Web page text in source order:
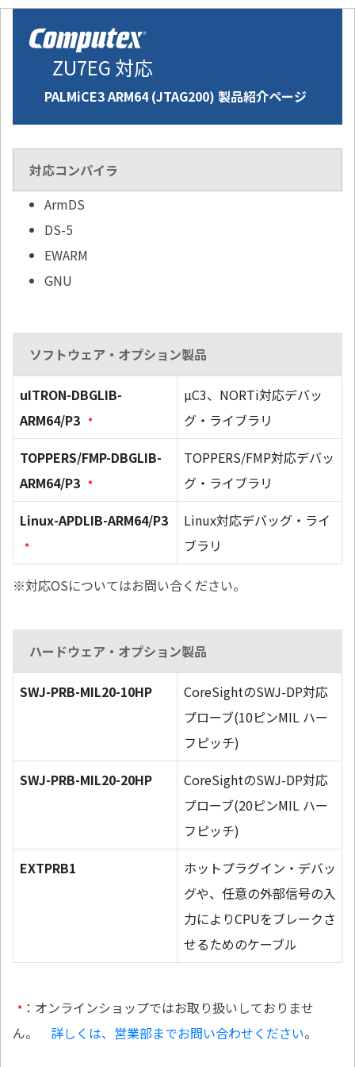
ZU7EG 対応
PALMiCE3 ARM64 (JTAG200) 製品紹介ページ
対応コンパイラ
ArmDS
DS-5
EWARM
GNU
ソフトウェア・オプション製品
uITRON-DBGLIB-
ARM64/P3 *
µC3、NORTi対応デバッ
グ・ライブラリ
TOPPERS/FMP-DBGLIB-
ARM64/P3 *
TOPPERS/FMP対応デバッ
グ・ライブラリ
Linux-APDLIB-ARM64/P3
*
Linux対応デバッグ・ライ
ブラリ
※対応OSについてはお問い合ください。
ハードウェア・オプション製品
SWJ-PRB-MIL20-10HP
CoreSightのSWJ-DP対応
プローブ(10ピンMIL ハー
フピッチ)
SWJ-PRB-MIL20-20HP
CoreSightのSWJ-DP対応
プローブ(20ピンMIL ハー
フピッチ)
EXTPRB1
ホットプラグイン・デバッ
グや、任意の外部信号の入
力によりCPUをブレークさ
せるためのケーブル
* ：オンラインショップではお取り扱いしておりませ
ん。 詳しくは、営業部までお問い合わせください。